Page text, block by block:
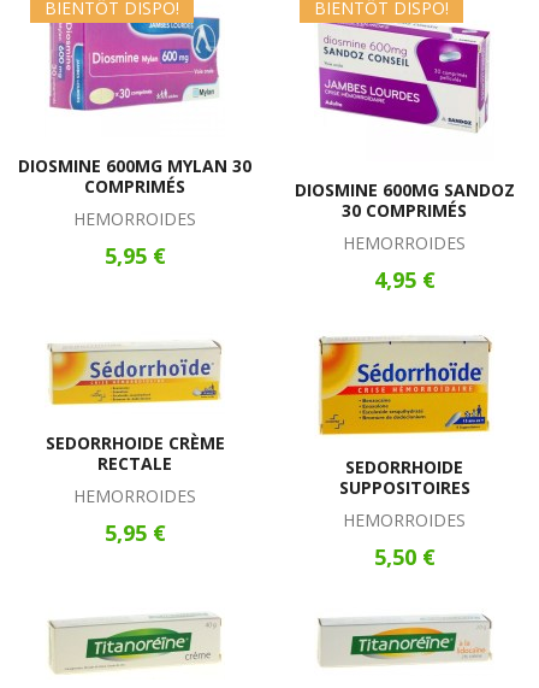
BIENTÔT DISPO!
DIOSMINE 600MG MYLAN 30
COMPRIMÉS
HEMORROIDES
5,95 €
BIENTÔT DISPO!
DIOSMINE 600MG SANDOZ
30 COMPRIMÉS
HEMORROIDES
4,95 €
SEDORRHOIDE CRÈME
RECTALE
HEMORROIDES
5,95 €
SEDORRHOIDE
SUPPOSITOIRES
HEMORROIDES
5,50 €